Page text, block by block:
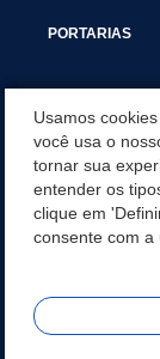
PORTARIAS
CONCURSO/
INCENTIVOS
MARTINS PR
REDES SOCIAIS
Usamos
você usa o
tornar sua
entender os
clique em
consente com a